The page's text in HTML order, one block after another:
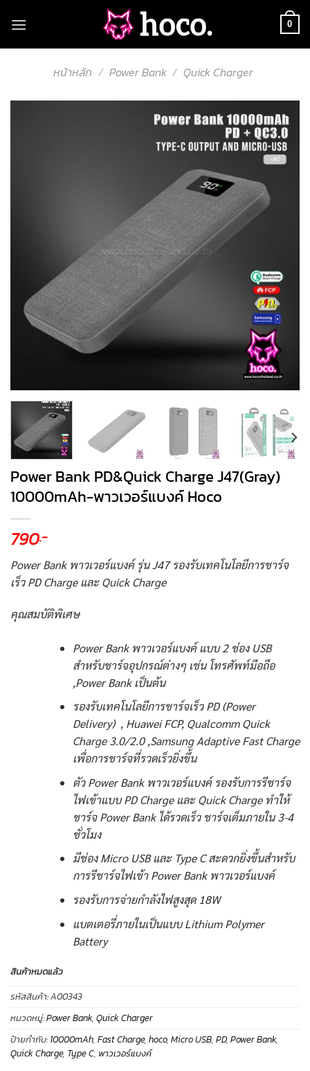
0
หน้าหลัก / Power Bank / Quick Charger
Power Bank PD&Quick Charge J47(Gray)
10000mAh-พาวเวอร์แบงค์ Hoco
790.-
Power Bank พาวเวอร์แบงค์ รุ่น J47 รองรับเทคโนโลยีการชาร์จ
เร็ว PD Charge และ Quick Charge
คุณสมบัติพิเศษ
Power Bank พาวเวอร์แบงค์ แบบ 2 ช่อง USB
สำหรับชาร์จอุปกรณ์ต่างๆ เช่น โทรศัพท์มือถือ
,Power Bank เป็นต้น
รองรับเทคโนโลยีการชาร์จเร็ว PD (Power
Delivery) , Huawei FCP, Qualcomm Quick
Charge 3.0/2.0 ,Samsung Adaptive Fast Charge
เพื่อการชาร์จที่รวดเร็วยิ่งขึ้น
ตัว Power Bank พาวเวอร์แบงค์ รองรับการรีชาร์จ
ไฟเข้าแบบ PD Charge และ Quick Charge ทำให้
ชาร์จ Power Bank ได้รวดเร็ว ชาร์จเต็มภายใน 3-4
ชั่วโมง
มีช่อง Micro USB และ Type C สะดวกยิ่งขึ้นสำหรับ
การรีชาร์จไฟเข้า Power Bank พาวเวอร์แบงค์
รองรับการจ่ายกำลังไฟสูงสุด 18W
แบตเตอรี่ภายในเป็นแบบ Lithium Polymer
Battery
สินค้าหมดแล้ว
รหัสสินค้า:A00343
หมวดหมู่:Power Bank, Quick Charger
ป้ายกำกับ: 10000mAh, Fast Charge, hoco, Micro USB, PD, Power Bank,
Quick Charge, Type C, พาวเวอร์แบงค์